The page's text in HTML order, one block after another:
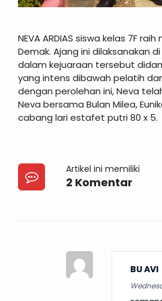
NEVA ARDIAS siswa kelas 7F
Demak. Ajang ini dilaksanakan
dalam kejuaraan tersebut
yang intens dibawah pelatih dan
dengan perolehan ini, Neva
Neva bersama Bulan Milea,
cabang lari estafet putri 80 x 5.
Artikel ini memiliki
2 Komentar
BU AVI